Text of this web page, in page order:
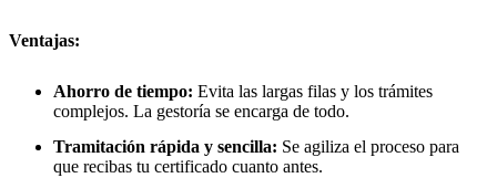
Ventajas:
Ahorro de tiempo: Evita las largas filas y los trámites
complejos. La gestoría se encarga de todo.
Tramitación rápida y sencilla: Se agiliza el proceso para
que recibas tu certificado cuanto antes.